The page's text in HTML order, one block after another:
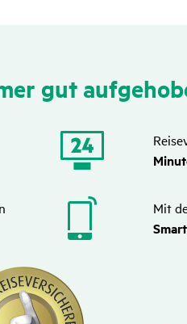
gut
Mit